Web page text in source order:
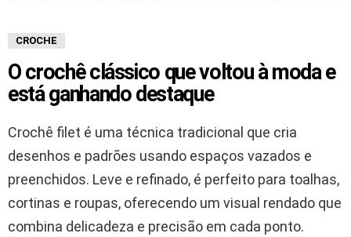
CROCHE
O crochê clássico que voltou à moda e
está ganhando destaque
Crochê filet é uma técnica tradicional que cria
desenhos e padrões usando espaços vazados e
preenchidos. Leve e refinado, é perfeito para toalhas,
cortinas e roupas, oferecendo um visual rendado que
combina delicadeza e precisão em cada ponto.